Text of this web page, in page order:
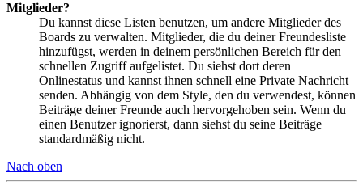
Mitglieder?
Du kannst diese Listen benutzen, um andere Mitglieder des
Boards zu verwalten. Mitglieder, die du deiner Freundesliste
hinzufügst, werden in deinem persönlichen Bereich für den
schnellen Zugriff aufgelistet. Du siehst dort deren
Onlinestatus und kannst ihnen schnell eine Private Nachricht
senden. Abhängig von dem Style, den du verwendest, können
Beiträge deiner Freunde auch hervorgehoben sein. Wenn du
einen Benutzer ignorierst, dann siehst du seine Beiträge
standardmäßig nicht.
Nach oben